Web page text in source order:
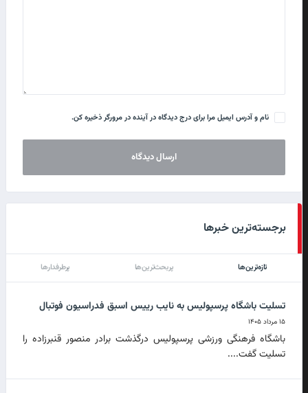
نام و آدرس ایمیل مرا برای درج دیدگاه در آینده در مرورگر ذخیره کن.
برجسته‌ترین خبرها
تازه‌ترین‌ها پربحث‌ترین‌ها پرطرفدارها
تسلیت باشگاه پرسپولیس به نایب رییس اسبق فدراسیون فوتبال
۱۵ مرداد ۱۴۰۵
باشگاه فرهنگی ورزشی پرسپولیس درگذشت برادر منصور قنبرزاده را
تسلیت گفت....